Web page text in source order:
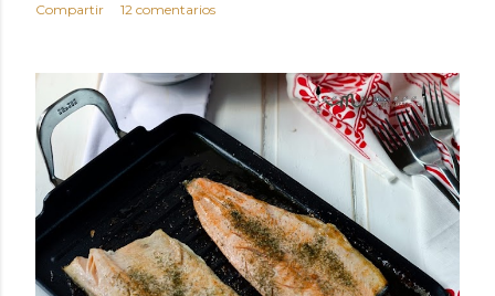
Compartir 12 comentarios